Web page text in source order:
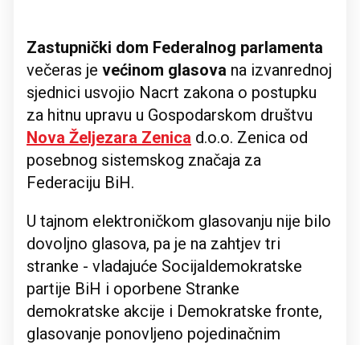
Zastupnički dom Federalnog parlamenta
večeras je većinom glasova na izvanrednoj
sjednici usvojio Nacrt zakona o postupku
za hitnu upravu u Gospodarskom društvu
Nova Željezara Zenica d.o.o. Zenica od
posebnog sistemskog značaja za
Federaciju BiH.
U tajnom elektroničkom glasovanju nije bilo
dovoljno glasova, pa je na zahtjev tri
stranke - vladajuće Socijaldemokratske
partije BiH i oporbene Stranke
demokratske akcije i Demokratske fronte,
glasovanje ponovljeno pojedinačnim